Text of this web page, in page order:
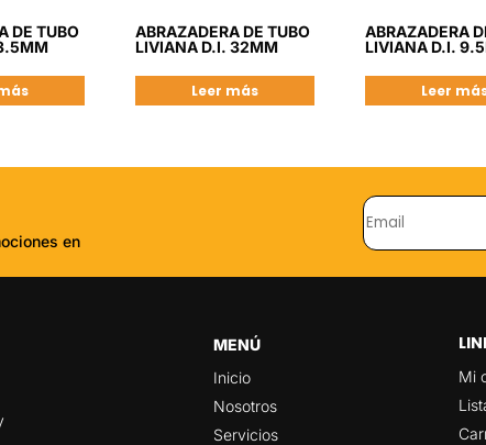
DE TUBO
ABRAZADERA DE TUBO
LIVIANA D.I. 32MM
Leer más
ABRAZADERA
LIVIANA D.I.
Leer
en
MENÚ
Inicio
Nosotros
Servicios
Mi